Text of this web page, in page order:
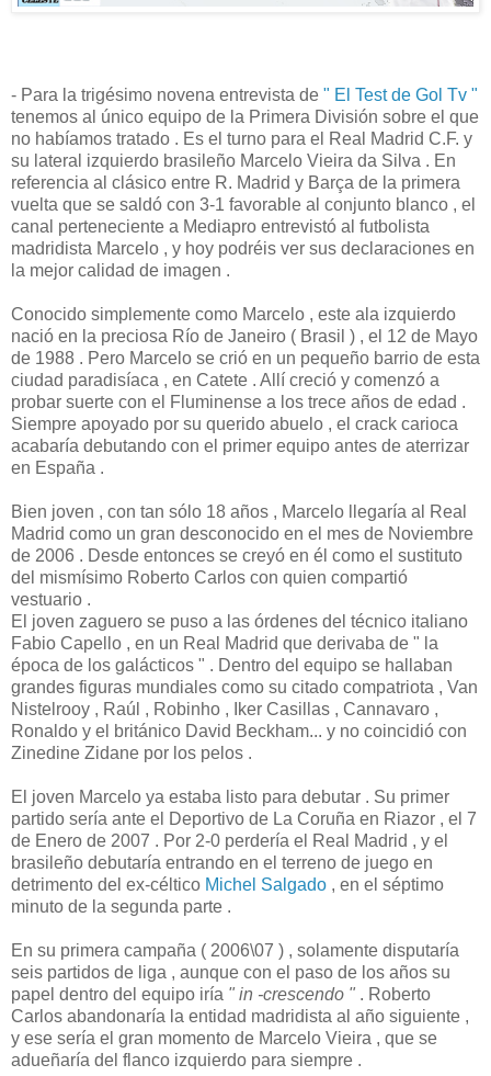
- Para la trigésimo novena entrevista de " El Test de Gol Tv "
tenemos al único equipo de la Primera División sobre el que
no habíamos tratado . Es el turno para el Real Madrid C.F. y
su lateral izquierdo brasileño Marcelo Vieira da Silva . En
referencia al clásico entre R. Madrid y Barça de la primera
vuelta que se saldó con 3-1 favorable al conjunto blanco , el
canal perteneciente a Mediapro entrevistó al futbolista
madridista Marcelo , y hoy podréis ver sus declaraciones en
la mejor calidad de imagen .
Conocido simplemente como Marcelo , este ala izquierdo
nació en la preciosa Río de Janeiro ( Brasil ) , el 12 de Mayo
de 1988 . Pero Marcelo se crió en un pequeño barrio de esta
ciudad paradisíaca , en Catete . Allí creció y comenzó a
probar suerte con el Fluminense a los trece años de edad .
Siempre apoyado por su querido abuelo , el crack carioca
acabaría debutando con el primer equipo antes de aterrizar
en España .
Bien joven , con tan sólo 18 años , Marcelo llegaría al Real
Madrid como un gran desconocido en el mes de Noviembre
de 2006 . Desde entonces se creyó en él como el sustituto
del mismísimo Roberto Carlos con quien compartió
vestuario .
El joven zaguero se puso a las órdenes del técnico italiano
Fabio Capello , en un Real Madrid que derivaba de " la
época de los galácticos " . Dentro del equipo se hallaban
grandes figuras mundiales como su citado compatriota , Van
Nistelrooy , Raúl , Robinho , Iker Casillas , Cannavaro ,
Ronaldo y el británico David Beckham... y no coincidió con
Zinedine Zidane por los pelos .
El joven Marcelo ya estaba listo para debutar . Su primer
partido sería ante el Deportivo de La Coruña en Riazor , el 7
de Enero de 2007 . Por 2-0 perdería el Real Madrid , y el
brasileño debutaría entrando en el terreno de juego en
detrimento del ex-céltico Michel Salgado , en el séptimo
minuto de la segunda parte .
En su primera campaña ( 2006\07 ) , solamente disputaría
seis partidos de liga , aunque con el paso de los años su
papel dentro del equipo iría " in -crescendo " . Roberto
Carlos abandonaría la entidad madridista al año siguiente ,
y ese sería el gran momento de Marcelo Vieira , que se
adueñaría del flanco izquierdo para siempre .